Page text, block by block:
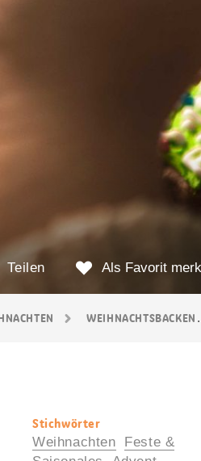
WEIHNACHTSBACKEN
Als Favorit
Teilen
Nützliche
Informationen
Stichwörter
Weihnachten
Feste &